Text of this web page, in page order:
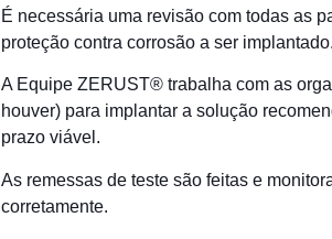
É necessária uma revisão com todas as
proteção contra corrosão a ser implantado.
A Equipe ZERUST® trabalha com as
houver) para implantar a solução
prazo viável.
As remessas de teste são feitas e
corretamente.